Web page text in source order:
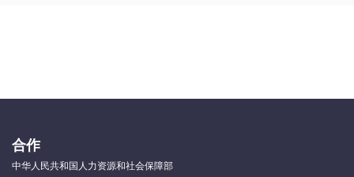
合作
中华人民共和国人力资源和社会保障部